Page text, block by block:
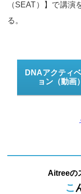
（SEAT）】で講
る。
DNAアクティ
ョン（動画）
Aitreeの